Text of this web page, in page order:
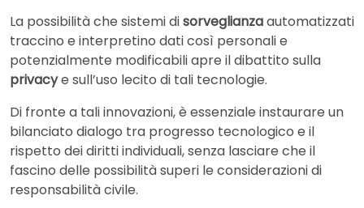
La possibilità che sistemi disorveglianzaautomatizzati
traccino e interpretino dati così personali e
potenzialmente modificabili apre il dibattito sulla
privacye sull’uso lecito di tali tecnologie.
Di fronte a tali innovazioni, è essenziale instaurare un
bilanciato dialogo tra progresso tecnologico e il
rispetto dei diritti individuali, senza lasciare che il
fascino delle possibilità superi le considerazioni di
responsabilità civile.